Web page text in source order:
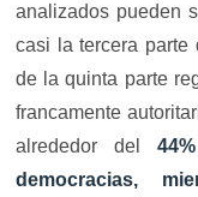
analizados pueden
casi la tercera parte
de la quinta parte
francamente
alrededor del
democracias,